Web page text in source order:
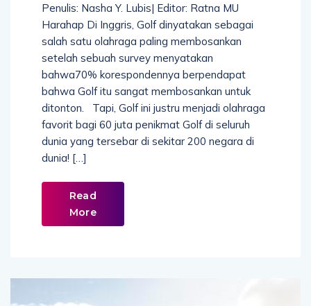
Penulis: Nasha Y. Lubis| Editor: Ratna MU
Harahap Di Inggris, Golf dinyatakan sebagai
salah satu olahraga paling membosankan
setelah sebuah survey menyatakan
bahwa70% korespondennya berpendapat
bahwa Golf itu sangat membosankan untuk
ditonton. Tapi, Golf ini justru menjadi olahraga
favorit bagi 60 juta penikmat Golf di seluruh
dunia yang tersebar di sekitar 200 negara di
dunia! […]
Read
More